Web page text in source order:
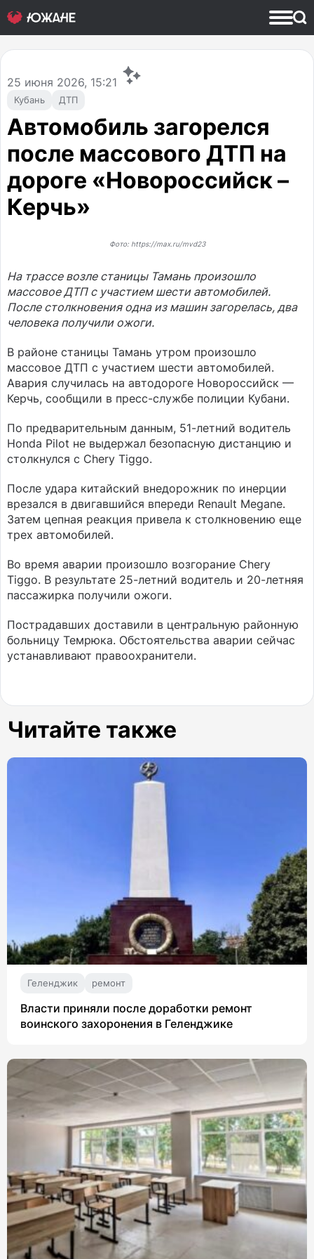
Кубань ДТП
25 июня 2026, 15:21
Автомобиль загорелся
после массового ДТП на
дороге «Новороссийск –
Керчь»
Фото: https://max.ru/mvd23
На трассе возле станицы Тамань произошло
массовое ДТП с участием шести автомобилей.
После столкновения одна из машин загорелась, два
человека получили ожоги.
В районе станицы Тамань утром произошло
массовое ДТП с участием шести автомобилей.
Авария случилась на автодороге Новороссийск —
Керчь, сообщили в пресс-службе полиции Кубани.
По предварительным данным, 51-летний водитель
Honda Pilot не выдержал безопасную дистанцию и
столкнулся с Chery Tiggo.
После удара китайский внедорожник по инерции
врезался в двигавшийся впереди Renault Megane.
Затем цепная реакция привела к столкновению еще
трех автомобилей.
Во время аварии произошло возгорание Chery
Tiggo. В результате 25-летний водитель и 20-летняя
пассажирка получили ожоги.
Пострадавших доставили в центральную районную
больницу Темрюка. Обстоятельства аварии сейчас
устанавливают правоохранители.
Читайте также
Геленджик ремонт
Власти приняли после доработки ремонт
воинского захоронения в Геленджике